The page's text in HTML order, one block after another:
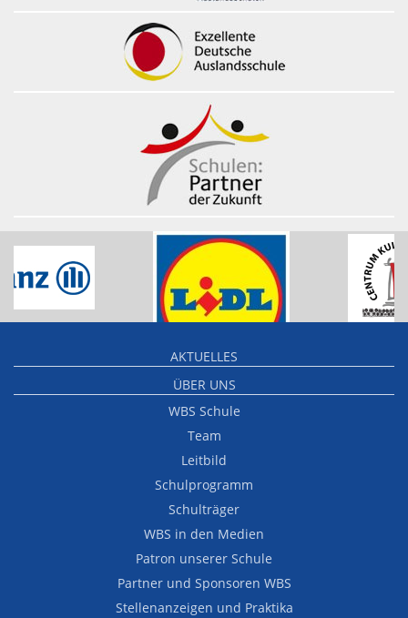
AKTUELLES
ÜBER UNS
WBS Schule
Team
Leitbild
Schulprogramm
Schulträger
WBS in den Medien
Patron unserer Schule
Partner und Sponsoren WBS
Stellenanzeigen und Praktika